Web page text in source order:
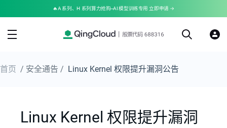
🔥A 系列、H 系列算力抢购--AI 模型训练专用 立即申请 →
首页 / 安全通告 / Linux Kernel 权限提升漏洞公告
Linux Kernel 权限提升漏洞